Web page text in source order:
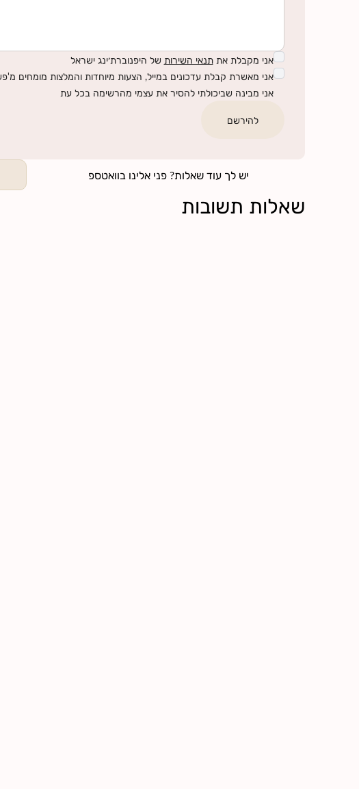
אני מקבלת אתתנאי השירות של היפנוברת׳ינג ישראל
אני מאשרת קבלת עדכונים במייל, הצעות מיוחדות והמלצות מומחים
אני מבינה שביכולתי להסיר את עצמי מהרשימה בכל עת
להירשם
יש לך עוד שאלות? פני אלינו בוואטספ
שאלות תשובות